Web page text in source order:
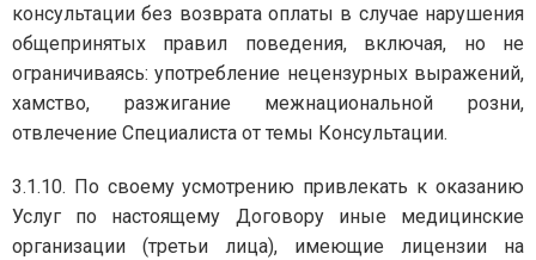
консультации без возврата оплаты в случае нарушения
общепринятых правил поведения, включая, но не
ограничиваясь: употребление нецензурных выражений,
хамство, разжигание межнациональной розни,
отвлечение Специалиста от темы Консультации.
3.1.10. По своему усмотрению привлекать к оказанию
Услуг по настоящему Договору иные медицинские
организации (третьи лица), имеющие лицензии на